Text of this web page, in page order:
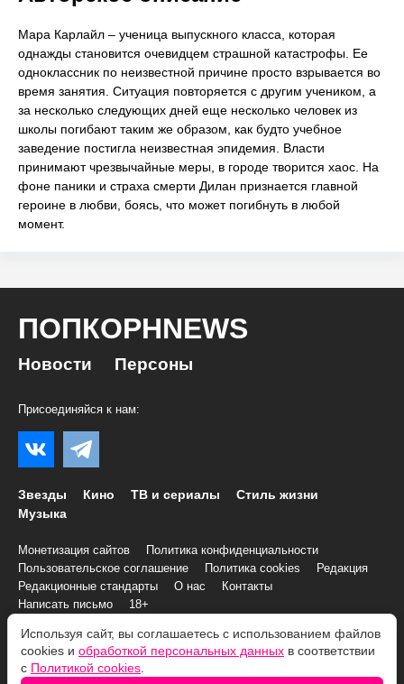
Мара Карлайл – ученица выпускного класса, которая
однажды становится очевидцем страшной катастрофы. Ее
одноклассник по неизвестной причине просто взрывается во
время занятия. Ситуация повторяется с другим учеником, а
за несколько следующих дней еще несколько человек из
школы погибают таким же образом, как будто учебное
заведение постигла неизвестная эпидемия. Власти
принимают чрезвычайные меры, в городе творится хаос. На
фоне паники и страха смерти Дилан признается главной
героине в любви, боясь, что может погибнуть в любой
момент.
ПОПКОРНNEWS
Новости Персоны
Присоединяйся к нам:
Звезды Кино ТВ и сериалы
Стиль жизни
Музыка
Монетизация сайтов
Политика конфиденциальности
Пользовательское соглашение
Политика cookies
Редакция
Редакционные стандарты
О нас
Контакты
Написать письмо
18+
© 2007–2026 Все права и материалы принадлежат
«ПОПКОРНNEWS»
Используя сайт, вы соглашаетесь с использованием файлов
cookies и обработкой персональных данных в соответствии
с Политикой cookies